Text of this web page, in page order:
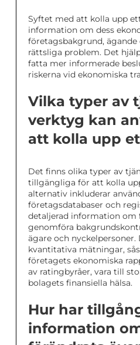
Syftet med att kolla upp
information om dess
företagsbakgrund, ägande
rättsliga problem. Det
fatta mer informerade
riskerna vid ekonomiska
Vilka typer av
verktyg kan
att kolla upp
Det finns olika typer av
tillgängliga för att kolla
alternativ inkluderar
företagsdatabaser och
detaljerad information om
genomföra
ägare och nyckelpersoner.
kvantitativa mätningar,
företagets ekonomiska
av ratingbyråer, vara till
bolagets finansiella hälsa.
Hur har
information